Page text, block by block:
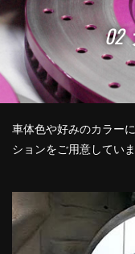
02
車体色や好みのカラー
ションをご用意していま